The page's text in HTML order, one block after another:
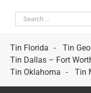
Search
for:
Tin Florida
Tin
Tin Dallas – Fort
Tin Oklahoma
Tin